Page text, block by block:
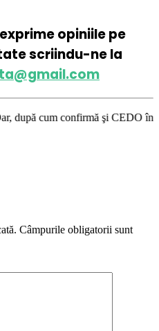
opiniile pe
scriindu-ne la
şi CEDO în cazul
Câmpurile obligatorii sunt